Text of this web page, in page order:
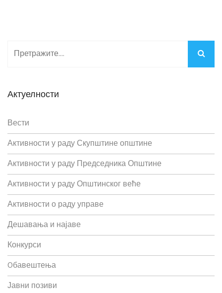
Актуелности
Вести
Активности у раду Скупштине општине
Активности у раду Председника Општине
Активности у раду Општинског веће
Активности о раду управе
Дешавања и најаве
Конкурси
Oбавештења
Јавни позиви